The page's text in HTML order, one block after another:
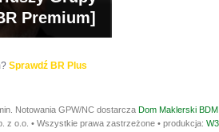
Premium]
Sprawdź BR Plus
Notowania GPW/NC dostarcza Dom Maklerski
z o.o. • Wszystkie prawa zastrzeżone • produkcja: